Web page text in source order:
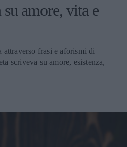
amore, vita e
attraverso frasi e aforismi di
scriveva su amore, esistenza,